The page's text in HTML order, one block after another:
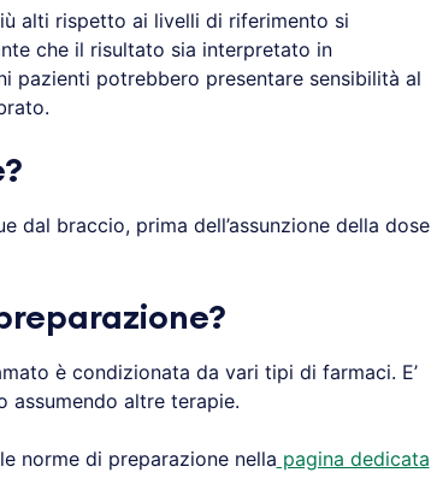
alti rispetto ai livelli di riferimento si
che il risultato sia interpretato in
pazienti potrebbero presentare sensibilità al
dal braccio, prima dell’assunzione della dose
è condizionata da vari tipi di farmaci. E’
assumendo altre terapie.
norme di preparazione nella pagina dedicata